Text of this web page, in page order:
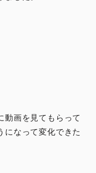
動画を見てもらって
になって変化できた